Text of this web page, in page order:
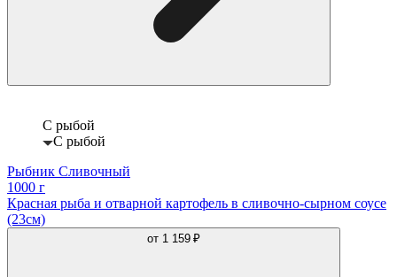
С рыбой
С рыбой
Рыбник Сливочный
1000 г
Красная рыба и отварной картофель в сливочно-сырном соусе
(23см)
от 1 159 ₽